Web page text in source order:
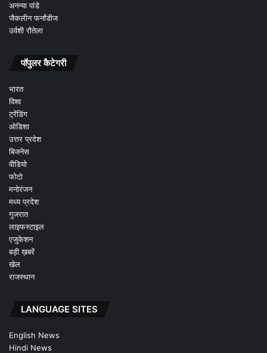
अनन्या पांडे
जैकलीन फर्नांडीज
उर्वशी रौतेला
पॉपुलर कैटेगरी
भारत
विश्व
ट्रेंडिंग
ओडिशा
उत्तर प्रदेश
बिजनेस
वीडियो
फोटो
मनोरंजन
मध्य प्रदेश
गुजरात
लाइफस्टाइल
एजुकेशन
बड़ी ख़बरें
खेल
राजस्थान
LANGUAGE SITES
English News
Hindi News